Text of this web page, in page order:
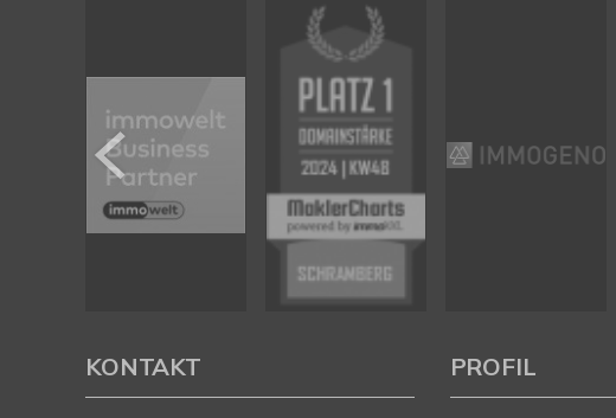
KONTAKT PROFIL